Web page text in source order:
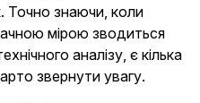
Точно знаючи, коли
мірою зводиться
аналізу, є кілька
звернути увагу.